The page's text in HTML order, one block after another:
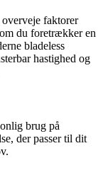
faktorer
du foretrækker en
bladeless
hastighed og
brug på
der passer til dit